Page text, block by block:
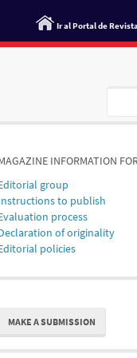
Ir al Portal de
INFORMATION
group
to publish
process
of originality
policies
MAKE A SUBMISSION